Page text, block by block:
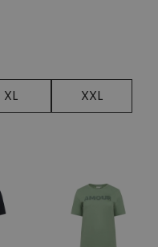
XL
XXL